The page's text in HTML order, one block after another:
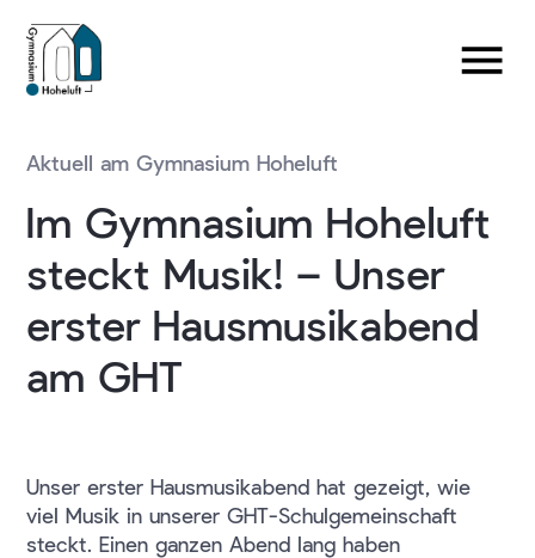
Aktuell am Gymnasium Hoheluft
Im Gymnasium Hoheluft
steckt Musik! – Unser
erster Hausmusikabend
am GHT
Unser erster Hausmusikabend hat gezeigt, wie
viel Musik in unserer GHT-Schulgemeinschaft
steckt. Einen ganzen Abend lang haben